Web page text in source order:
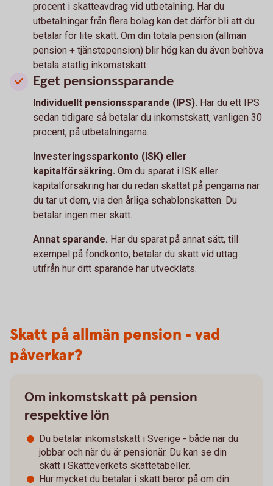
procent i skatteavdrag vid utbetalning. Har du
utbetalningar från flera bolag kan det därför bli att du
betalar för lite skatt. Om din totala pension (allmän
pension + tjänstepension) blir hög kan du även behöva
betala statlig inkomstskatt.
Eget pensionssparande
Individuellt pensionssparande (IPS). Har du ett IPS
sedan tidigare så betalar du inkomstskatt, vanligen 30
procent, på utbetalningarna.
Investeringssparkonto (ISK) eller
kapitalförsäkring. Om du sparat i ISK eller
kapitalförsäkring har du redan skattat på pengarna när
du tar ut dem, via den årliga schablonskatten. Du
betalar ingen mer skatt.
Annat sparande. Har du sparat på annat sätt, till
exempel på fondkonto, betalar du skatt vid uttag
utifrån hur ditt sparande har utvecklats.
Skatt på allmän pension - vad
påverkar?
Om inkomstskatt på pension
respektive lön
Du betalar inkomstskatt i Sverige - både när du
jobbar och när du är pensionär. Du kan se din
skatt i Skatteverkets skattetabeller.
Hur mycket du betalar i skatt beror på om din